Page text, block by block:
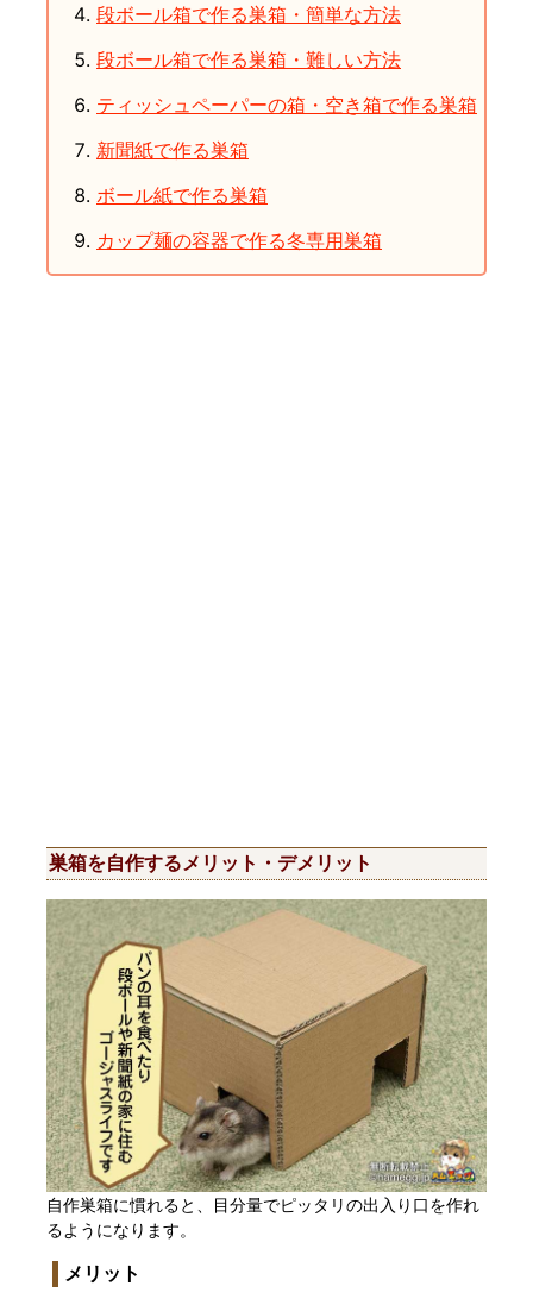
段ボール箱で作る巣箱・簡単な方法
段ボール箱で作る巣箱・難しい方法
ティッシュペーパーの箱・空き箱で作る巣箱
新聞紙で作る巣箱
ボール紙で作る巣箱
カップ麺の容器で作る冬専用巣箱
巣箱を自作するメリット・デメリット
自作巣箱に慣れると、目分量でピッタリの出入り口を作れ
るようになります。
メリット